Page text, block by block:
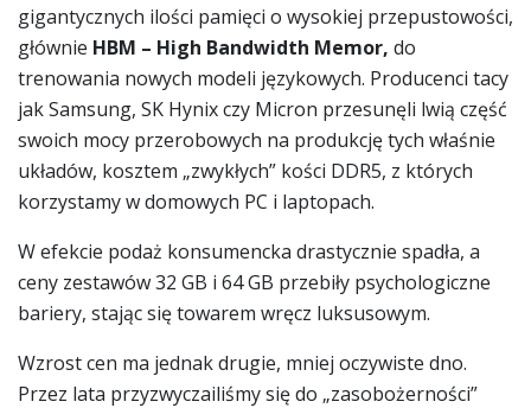
gigantycznych ilości pamięci o wysokiej przepustowości,
głównie HBM – High Bandwidth Memor, do
trenowania nowych modeli językowych. Producenci tacy
jak Samsung, SK Hynix czy Micron przesunęli lwią część
swoich mocy przerobowych na produkcję tych właśnie
układów, kosztem „zwykłych” kości DDR5, z których
korzystamy w domowych PC i laptopach.
W efekcie podaż konsumencka drastycznie spadła, a
ceny zestawów 32 GB i 64 GB przebiły psychologiczne
bariery, stając się towarem wręcz luksusowym.
Wzrost cen ma jednak drugie, mniej oczywiste dno.
Przez lata przyzwyczailiśmy się do „zasobożerności”